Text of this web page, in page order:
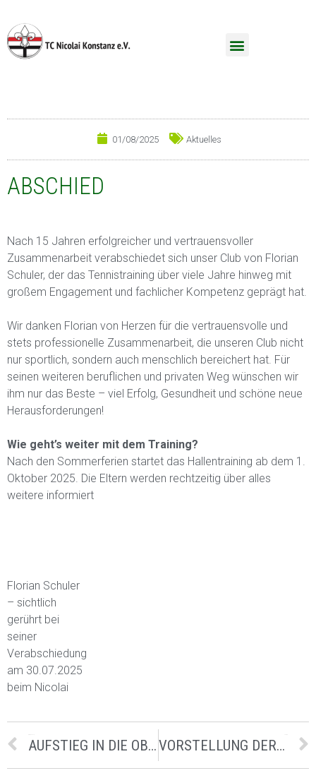
01/08/2025 Aktuelles
ABSCHIED
Nach 15 Jahren erfolgreicher und vertrauensvoller
Zusammenarbeit verabschiedet sich unser Club von Florian
Schuler, der das Tennistraining über viele Jahre hinweg mit
großem Engagement und fachlicher Kompetenz geprägt hat.
Wir danken Florian von Herzen für die vertrauensvolle und
stets professionelle Zusammenarbeit, die unseren Club nicht
nur sportlich, sondern auch menschlich bereichert hat. Für
seinen weiteren beruflichen und privaten Weg wünschen wir
ihm nur das Beste – viel Erfolg, Gesundheit und schöne neue
Herausforderungen!
Wie geht’s weiter mit dem Training?
Nach den Sommerferien startet das Hallentraining ab dem 1.
Oktober 2025. Die Eltern werden rechtzeitig über alles
weitere informiert
Florian Schuler
– sichtlich
gerührt bei
seiner
Verabschiedung
am 30.07.2025
beim Nicolai
AUFSTIEG IN DIE OBERLIGA… VORSTELLUNG DER NEUEN VEREINSTRAINER